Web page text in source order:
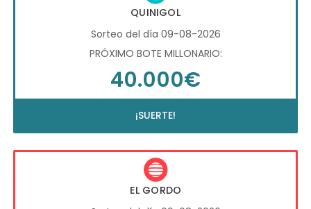
QUINIGOL
Sorteo del día 09-08-2026
PRÓXIMO BOTE MILLONARIO:
40.000€
¡SUERTE!
EL GORDO